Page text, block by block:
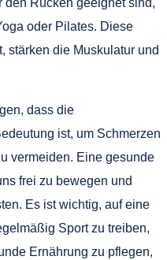
den Rücken geeignet sind,
oder Pilates. Diese
stärken die Muskulatur und
dass die
ist, um Schmerzen
vermeiden. Eine gesunde
frei zu bewegen und
Es ist wichtig, auf eine
Sport zu treiben,
Ernährung zu pflegen,